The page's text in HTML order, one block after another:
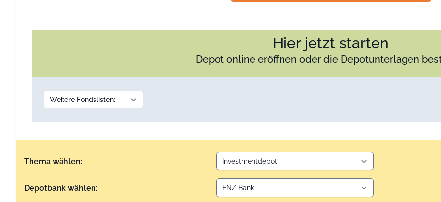
Hier jetzt starten
Depot online eröffnen oder die Depotunterlagen
Thema wählen:
Depotbank wählen: